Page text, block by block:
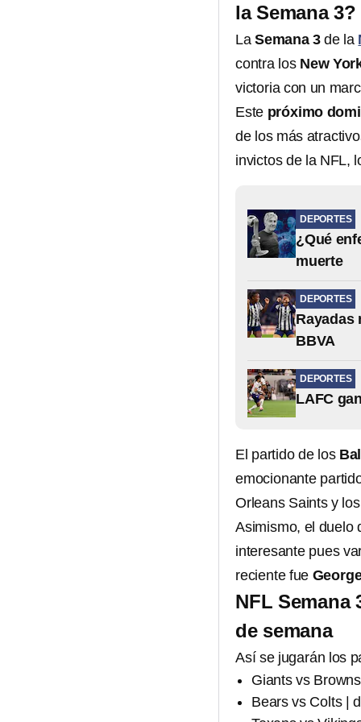
la Semana 3?
LaSemana 3de la
contra los New
victoria con un
Este próximo
de los más
invictos de la NFL,
DEPORTES
¿Qué
muerte
DEPORTES
Rayadas
BBVA
DEPORTES
LAFC
El partido de los
emocionante
Orleans Saints y
Asimismo, el duelo
interesante pues
reciente fue
NFL
de semana
Así se jugarán los
Giants vs
Bears vs Colts |